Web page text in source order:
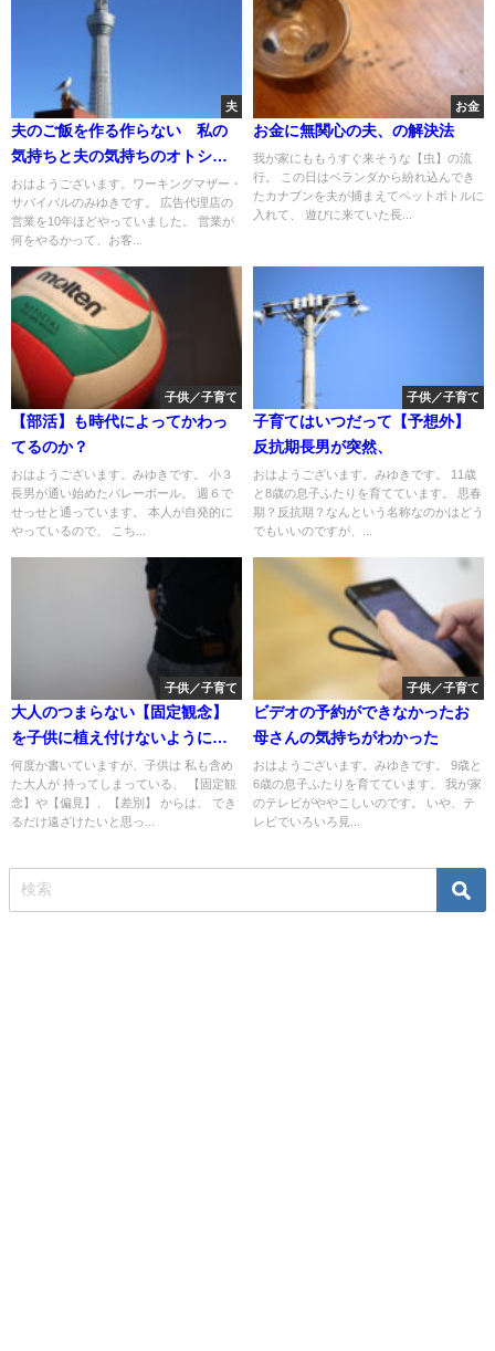
夫
夫のご飯を作る作らない 私の
気持ちと夫の気持ちのオトシド
コロ
おはようございます。ワーキングマザー・
サバイバルのみゆきです。 広告代理店の
営業を10年ほどやっていました。 営業が
何をやるかって、お客...
お金
お金に無関心の夫、の解決法
我が家にももうすぐ来そうな【虫】の流
行。 この日はベランダから紛れ込んでき
たカナブンを夫が捕まえてペットボトルに
入れて、 遊びに来ていた長...
子供／子育て
【部活】も時代によってかわっ
てるのか？
おはようございます。みゆきです。 小３
長男が通い始めたバレーボール。 週６で
せっせと通っています。 本人が自発的に
やっているので、 こち...
子供／子育て
子育てはいつだって【予想外】
反抗期長男が突然、
おはようございます。みゆきです。 11歳
と8歳の息子ふたりを育てています。 思春
期？反抗期？なんという名称なのかはどう
でもいいのですが、...
子供／子育て
大人のつまらない【固定観念】
を子供に植え付けないようにす
るのは意外と難しい
何度か書いていますが、子供は 私も含め
た大人が 持ってしまっている、 【固定観
念】や【偏見】、【差別】 からは、 でき
るだけ遠ざけたいと思っ...
子供／子育て
ビデオの予約ができなかったお
母さんの気持ちがわかった
おはようございます。みゆきです。 9歳と
6歳の息子ふたりを育てています。 我が家
のテレビがややこしいのです。 いや、テ
レビでいろいろ見...